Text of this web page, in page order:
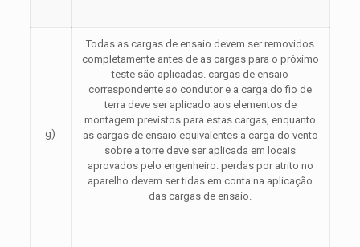
g)
Todas as cargas de ensaio devem ser removidos
completamente antes de as cargas para o próximo
teste são aplicadas. cargas de ensaio
correspondente ao condutor e a carga do fio de
terra deve ser aplicado aos elementos de
montagem previstos para estas cargas, enquanto
as cargas de ensaio equivalentes a carga do vento
sobre a torre deve ser aplicada em locais
aprovados pelo engenheiro. perdas por atrito no
aparelho devem ser tidas em conta na aplicação
das cargas de ensaio.